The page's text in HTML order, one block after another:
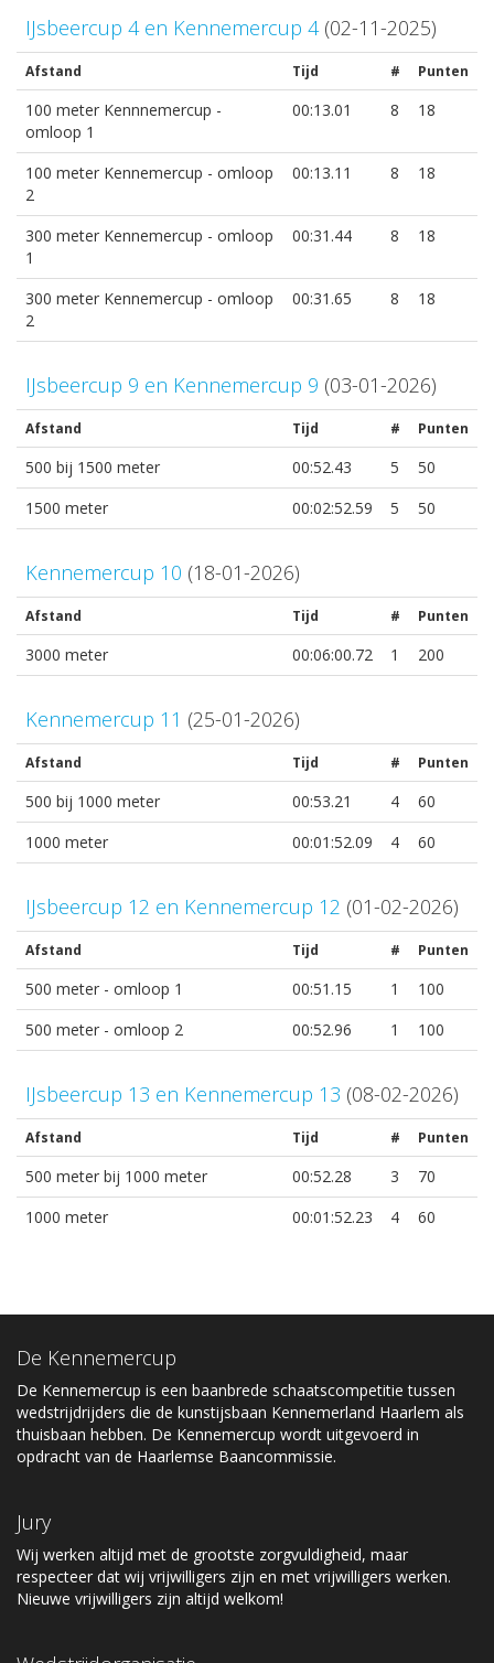
IJsbeercup 4 en Kennemercup 4(02-11-2025)
Afstand Tijd # Punten
100 meter Kennnemercup -
omloop 1
00:13.01 8 18
100 meter Kennemercup - omloop
2
00:13.11 8 18
300 meter Kennemercup - omloop
1
00:31.44 8 18
300 meter Kennemercup - omloop
2
00:31.65 8 18
IJsbeercup 9 en Kennemercup 9 (03-01-2026)
Afstand Tijd # Punten
500 bij 1500 meter 00:52.43 5
50
1500 meter
00:02:52.59 5 50
Kennemercup 10 (18-01-2026)
Afstand Tijd # Punten
3000 meter 00:06:00.72 1 200
Kennemercup 11 (25-01-2026)
Afstand Tijd # Punten
500 bij 1000 meter 00:53.21 4
60
1000 meter
00:01:52.09 4 60
IJsbeercup 12 en Kennemercup 12 (01-02-2026)
Afstand Tijd # Punten
500 meter - omloop 1 00:51.15 1
100
500 meter - omloop 2
00:52.96 1 100
IJsbeercup 13 en Kennemercup 13 (08-02-2026)
Afstand Tijd # Punten
500 meter bij 1000 meter 00:52.28 3
70
1000 meter
00:01:52.23 4 60
De Kennemercup
De Kennemercup is een baanbrede schaatscompetitie tussen
wedstrijdrijders die de kunstijsbaan Kennemerland Haarlem als
thuisbaan hebben. De Kennemercup wordt uitgevoerd in
opdracht van de Haarlemse Baancommissie.
Jury
Wij werken altijd met de grootste zorgvuldigheid, maar
respecteer dat wij vrijwilligers zijn en met vrijwilligers werken.
Nieuwe vrijwilligers zijn altijd welkom!